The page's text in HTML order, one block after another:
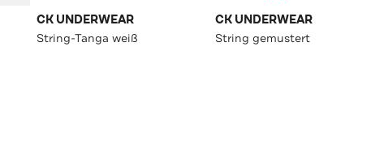
CK UNDERWEAR
String-Tanga weiß
CK UNDERWEAR
String gemustert